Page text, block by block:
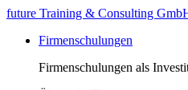
future Training & Consulting
Firmenschulungen
Firmenschulungen als